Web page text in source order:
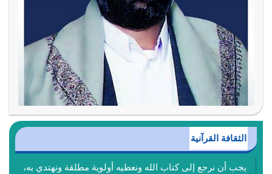
الثقافة القرآنية
يجب أن نرجع إلى كتاب الله ونعطيه أولوية مطلقة ونهتدي به،